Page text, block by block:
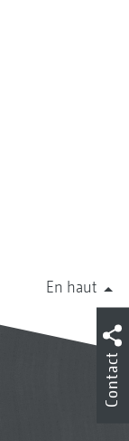
En haut
Contact